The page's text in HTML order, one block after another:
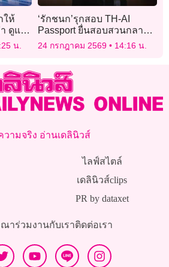
ให้
ดูแล
น.
‘รักชนก’รุกสอบ TH-AI
Passport ยื่นสอบสวนกลาง-
ปปง.เอาผิด ฝากความคิดถึง
‘ไชยชนก’
24 กรกฎาคม 2569 14:16 น.
วามจริง อ่านเดลินิวส์
ไลฟ์สไตล์
เดลินิวส์clips
PR by dataxet
ณาร่วมงานกับเราติดต่อเรา